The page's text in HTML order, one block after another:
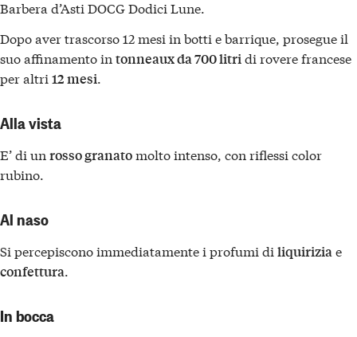
Barbera d’Asti DOCG Dodici Lune.
Dopo aver trascorso 12 mesi in botti e barrique, prosegue il
suo affinamento in tonneaux da 700 litri di rovere francese
per altri 12 mesi
Alla vista
E’ di un rosso granatomolto intenso, con riflessi color
rubino.
Al naso
Si percepiscono immediatamente i profumi di liquiriziae
confettura.
In bocca